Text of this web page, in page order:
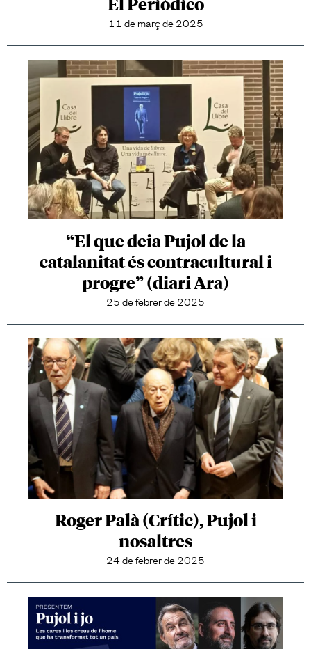
11 de març de 2025
“El que deia Pujol de la
catalanitat és contracultural i
progre” (diari Ara)
25 de febrer de 2025
Roger Palà (Crític), Pujol i
nosaltres
24 de febrer de 2025